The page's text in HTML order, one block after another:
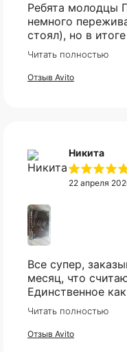
Ребята молодцы Привезли Nvidia в конце я
немного
стоял), но в итоге все
спасибо что
мгновенно,
высоком уровне!
Читать полностью
Отзыв Avito
Никита
22 апреля
Все супер,
месяц, что
Единственное
оплата, но все
товар тоже был
и в пупырке. Трек
Читать полностью
Отзыв Avito